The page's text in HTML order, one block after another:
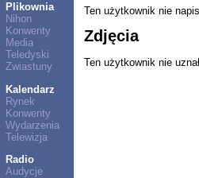
Plikownia
Nihon
Konwenty
Media
Teledyski
Zwiastuny
Kalendarz
Rynek
Konwenty
Wydarzenia
Telewizja
Radio
Audycje
Ten użytkownik nie
Zdjęcia
Ten użytkownik nie